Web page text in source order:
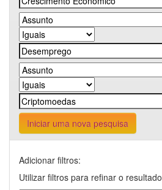
Iniciar uma nova pesquisa
Adicionar filtros:
Utilizar filtros para refinar o